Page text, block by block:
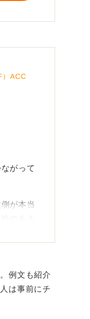
）ACC
がって
が本当
のある
が重要
例文も紹介
は事前にチ